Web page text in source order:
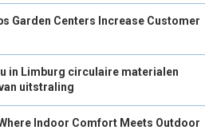
Garden Centers Increase Customer
in Limburg circulaire materialen
uitstraling
Indoor Comfort Meets Outdoor